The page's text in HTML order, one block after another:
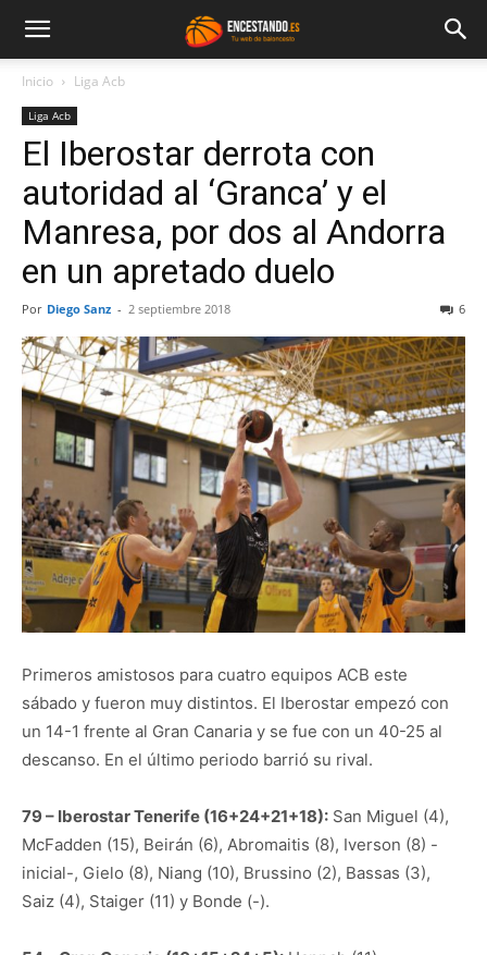
Inicio Liga Acb
Liga Acb
El Iberostar derrota con
autoridad al ‘Granca’ y el
Manresa, por dos al Andorra
en un apretado duelo
Por Diego Sanz - 2 septiembre 2018 6
Primeros amistosos para cuatro equipos ACB este
sábado y fueron muy distintos. El Iberostar empezó con
un 14-1 frente al Gran Canaria y se fue con un 40-25 al
descanso. En el último periodo barrió su rival.
79 – Iberostar Tenerife (16+24+21+18): San Miguel (4),
McFadden (15), Beirán (6), Abromaitis (8), Iverson (8) -
inicial-, Gielo (8), Niang (10), Brussino (2), Bassas (3),
Saiz (4), Staiger (11) y Bonde (-).